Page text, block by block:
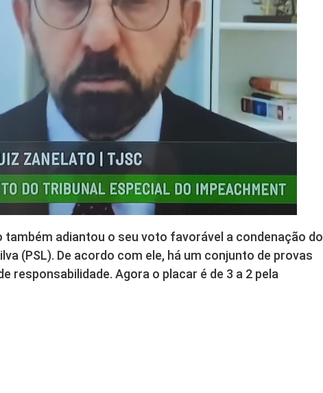
também adiantou o seu voto favorável a condenação do
(PSL). De acordo com ele, há um conjunto de provas
responsabilidade. Agora o placar é de 3 a 2 pela